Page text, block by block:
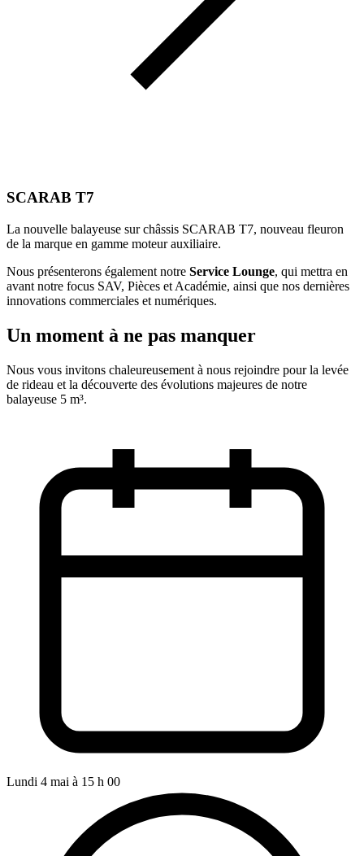
SCARAB T7
La nouvelle balayeuse sur châssis SCARAB T7, nouveau fleuron
de la marque en gamme moteur auxiliaire.
Nous présenterons également notre Service Lounge, qui mettra en
avant notre focus SAV, Pièces et Académie, ainsi que nos dernières
innovations commerciales et numériques.
Un moment à ne pas manquer
Nous vous invitons chaleureusement à nous rejoindre pour la levée
de rideau et la découverte des évolutions majeures de notre
balayeuse 5 m³.
Lundi 4 mai à 15 h 00